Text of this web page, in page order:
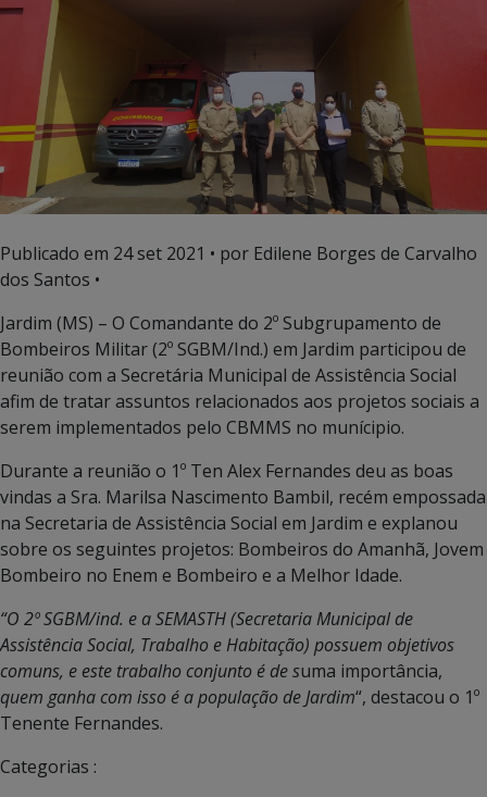
Publicado em 24 set 2021 • por Edilene Borges de Carvalho
dos Santos •
Jardim (MS) – O Comandante do 2º Subgrupamento de
Bombeiros Militar (2º SGBM/Ind.) em Jardim participou de
reunião com a Secretária Municipal de Assistência Social
afim de tratar assuntos relacionados aos projetos sociais a
serem implementados pelo CBMMS no munícipio.
Durante a reunião o 1º Ten Alex Fernandes deu as boas
vindas a Sra. Marilsa Nascimento Bambil, recém empossada
na Secretaria de Assistência Social em Jardim e explanou
sobre os seguintes projetos: Bombeiros do Amanhã, Jovem
Bombeiro no Enem e Bombeiro e a Melhor Idade.
“O 2º SGBM/ind. e a SEMASTH (Secretaria Municipal de
Assistência Social, Trabalho e Habitação) possuem objetivos
comuns, e este trabalho conjunto é de suma importância,
quem ganha com isso é a população de Jardim“, destacou o 1º
Tenente Fernandes.
Categorias :